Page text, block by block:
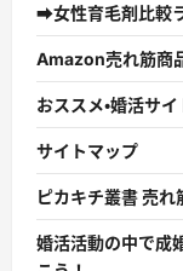
➡女性育毛剤比較
Amazon売れ筋商
おススメ・婚活サイ
サイトマップ
ピカキチ叢書 売
婚活活動の中で成